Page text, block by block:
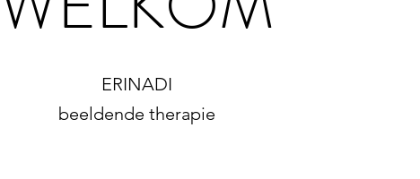
ERINADI
beeldende therapie